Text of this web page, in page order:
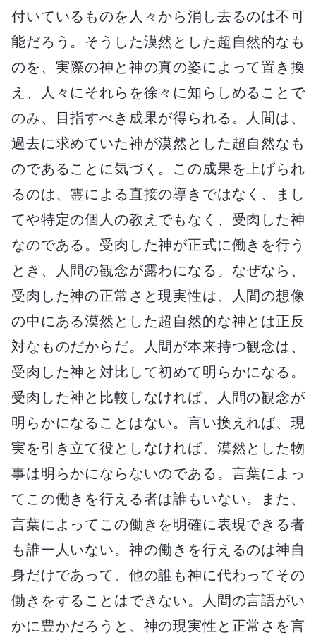
付いているものを人々から消し去るのは不可
能だろう。そうした漠然とした超自然的なも
のを、実際の神と神の真の姿によって置き換
え、人々にそれらを徐々に知らしめることで
のみ、目指すべき成果が得られる。人間は、
過去に求めていた神が漠然とした超自然なも
のであることに気づく。この成果を上げられ
るのは、霊による直接の導きではなく、まし
てや特定の個人の教えでもなく、受肉した神
なのである。受肉した神が正式に働きを行う
とき、人間の観念が露わになる。なぜなら、
受肉した神の正常さと現実性は、人間の想像
の中にある漠然とした超自然的な神とは正反
対なものだからだ。人間が本来持つ観念は、
受肉した神と対比して初めて明らかになる。
受肉した神と比較しなければ、人間の観念が
明らかになることはない。言い換えれば、現
実を引き立て役としなければ、漠然とした物
事は明らかにならないのである。言葉によっ
てこの働きを行える者は誰もいない。また、
言葉によってこの働きを明確に表現できる者
も誰一人いない。神の働きを行えるのは神自
身だけであって、他の誰も神に代わってその
働きをすることはできない。人間の言語がい
かに豊かだろうと、神の現実性と正常さを言